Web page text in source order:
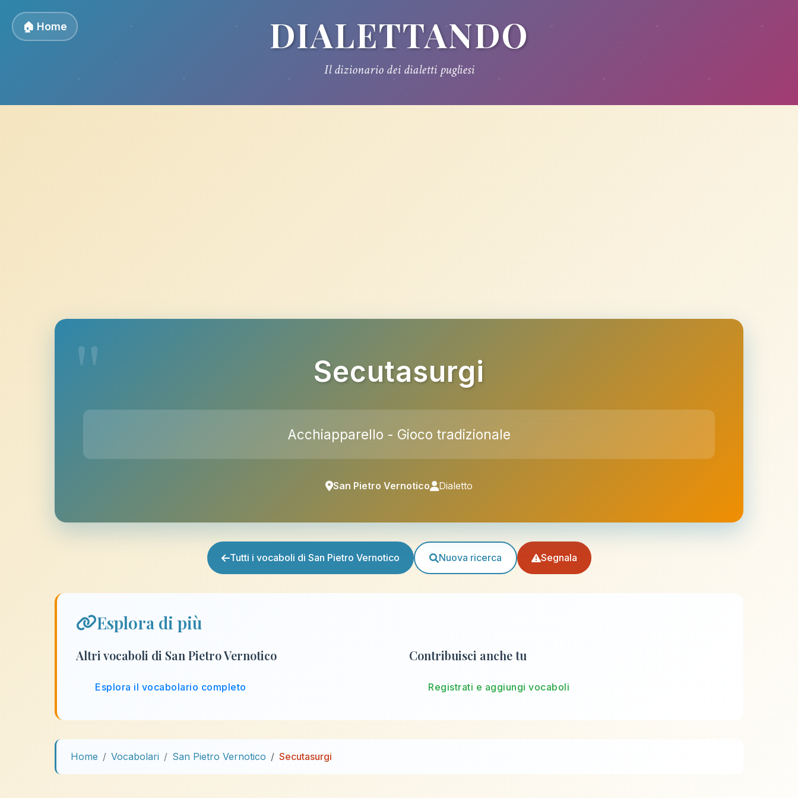
🏠 Home DIALETTANDO
Il dizionario dei dialetti pugliesi
Secutasurgi
Acchiapparello - Gioco tradizionale
San Pietro Vernotico Dialetto
Tutti i vocaboli di San Pietro Vernotico Nuova ricerca Segnala
Esplora di più
Altri vocaboli di San Pietro Vernotico
Esplora il vocabolario completo
Contribuisci anche tu
Registrati e aggiungi vocaboli
Home Vocabolari San Pietro Vernotico Secutasurgi